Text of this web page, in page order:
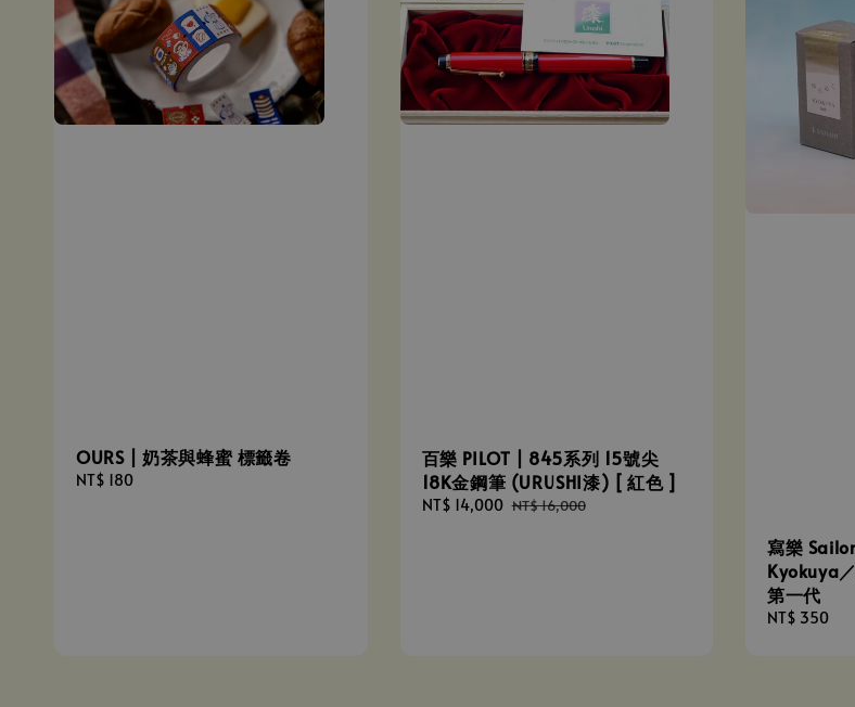
OURS | 奶茶與蜂蜜 標籤卷
Regular
NT$ 180
百樂 PILOT | 845系列 15號尖
18K金鋼筆 (URUSHI漆) [ 紅色 ]
Sale
NT$ 14,000 Regular
NT$ 16,000
寫樂
Kyokuya
第一代
Regular
NT$ 350